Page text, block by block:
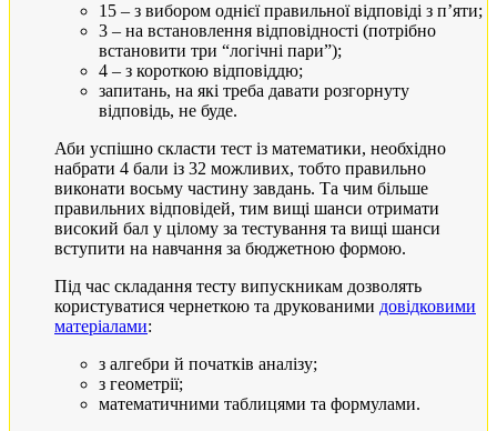
15 – з вибором однієї правильної відповіді з п’яти;
3 – на встановлення відповідності (потрібно
встановити три “логічні пари”);
4 – з короткою відповіддю;
запитань, на які треба давати розгорнуту
відповідь, не буде.
Аби успішно скласти тест із математики, необхідно
набрати 4 бали із 32 можливих, тобто правильно
виконати восьму частину завдань. Та чим більше
правильних відповідей, тим вищі шанси отримати
високий бал у цілому за тестування та вищі шанси
вступити на навчання за бюджетною формою.
Під час складання тесту випускникам дозволять
користуватися чернеткою та друкованими довідковими
матеріалами:
з алгебри й початків аналізу;
з геометрії;
математичними таблицями та формулами.